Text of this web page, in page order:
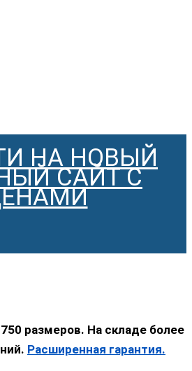
НА НОВЫЙ
САЙТ С
размеров. На складе более
Расширенная гарантия.